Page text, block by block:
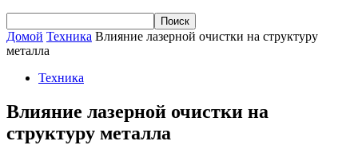
Домой Техника Влияние лазерной очистки на структуру
металла
Техника
Влияние лазерной очистки на
структуру металла